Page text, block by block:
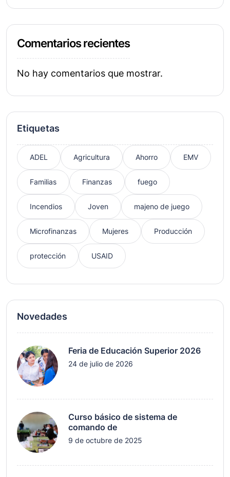
Comentarios recientes
No hay comentarios que mostrar.
Etiquetas
ADEL Agricultura Ahorro EMV
Familias Finanzas fuego
Incendios Joven majeno de juego
Microfinanzas Mujeres Producción
protección USAID
Novedades
Feria de Educación Superior 2026
24 de julio de 2026
Curso básico de sistema de
comando de
9 de octubre de 2025